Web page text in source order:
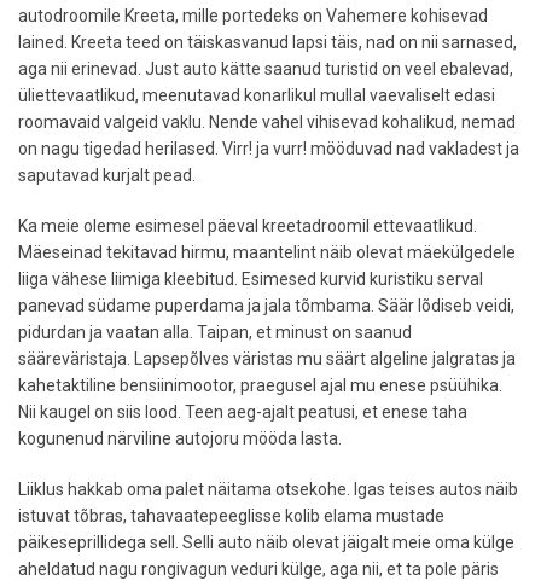
autodroomile Kreeta, mille portedeks on Vahemere kohisevad
lained. Kreeta teed on täiskasvanud lapsi täis, nad on nii sarnased,
aga nii erinevad. Just auto kätte saanud turistid on veel ebalevad,
üliettevaatlikud, meenutavad konarlikul mullal vaevaliselt edasi
roomavaid valgeid vaklu. Nende vahel vihisevad kohalikud, nemad
on nagu tigedad herilased. Virr! ja vurr! mööduvad nad vakladest ja
saputavad kurjalt pead.
Ka meie oleme esimesel päeval kreetadroomil ettevaatlikud.
Mäeseinad tekitavad hirmu, maantelint näib olevat mäekülgedele
liiga vähese liimiga kleebitud. Esimesed kurvid kuristiku serval
panevad südame puperdama ja jala tõmbama. Säär lõdiseb veidi,
pidurdan ja vaatan alla. Taipan, et minust on saanud
sääreväristaja. Lapsepõlves väristas mu säärt algeline jalgratas ja
kahetaktiline bensiinimootor, praegusel ajal mu enese psüühika.
Nii kaugel on siis lood. Teen aeg-ajalt peatusi, et enese taha
kogunenud närviline autojoru mööda lasta.
Liiklus hakkab oma palet näitama otsekohe. Igas teises autos näib
istuvat tõbras, tahavaatepeeglisse kolib elama mustade
päikeseprillidega sell. Selli auto näib olevat jäigalt meie oma külge
aheldatud nagu rongivagun veduri külge, aga nii, et ta pole päris